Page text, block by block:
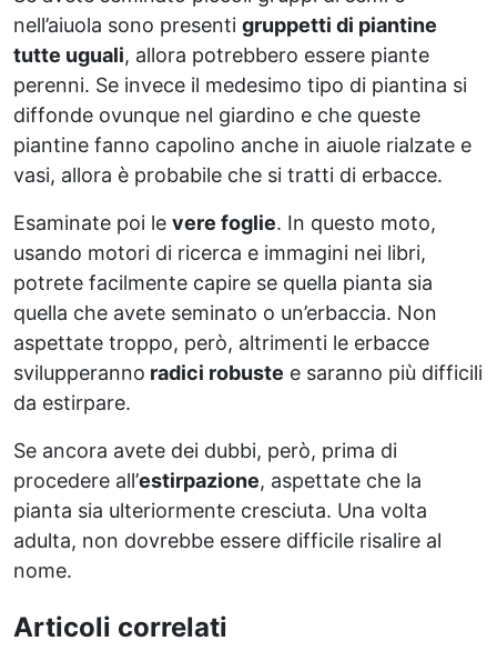
nell’aiuola sono presenti gruppetti di piantine
tutte uguali, allora potrebbero essere piante
perenni. Se invece il medesimo tipo di piantina si
diffonde ovunque nel giardino e che queste
piantine fanno capolino anche in aiuole rialzate e
vasi, allora è probabile che si tratti di erbacce.
Esaminate poi le vere foglie. In questo moto,
usando motori di ricerca e immagini nei libri,
potrete facilmente capire se quella pianta sia
quella che avete seminato o un’erbaccia. Non
aspettate troppo, però, altrimenti le erbacce
svilupperanno radici robuste e saranno più difficili
da estirpare.
Se ancora avete dei dubbi, però, prima di
procedere all’estirpazione, aspettate che la
pianta sia ulteriormente cresciuta. Una volta
adulta, non dovrebbe essere difficile risalire al
nome.
Articoli correlati